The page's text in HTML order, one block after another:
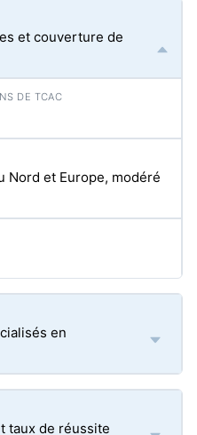
et couverture de
Nord et Europe, modéré
en
taux de réussite